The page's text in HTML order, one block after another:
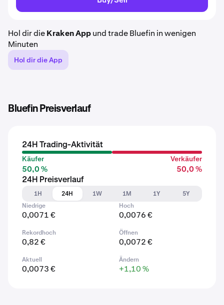
Hol dir dieKraken Appund trade Bluefin in wenigen
Minuten
Hol dir die App
Bluefin Preisverlauf
24H Trading-Aktivität
Käufer
50,0 %
Verkäufer
50,0 %
24H Preisverlauf
1H
24H 1W 1M 1Y
5Y
Niedrige
0,0071 €
Hoch
0,0076 €
Rekordhoch
0,82 €
Öffnen
0,0072 €
Aktuell
0,0073 €
Ändern
+1,10 %